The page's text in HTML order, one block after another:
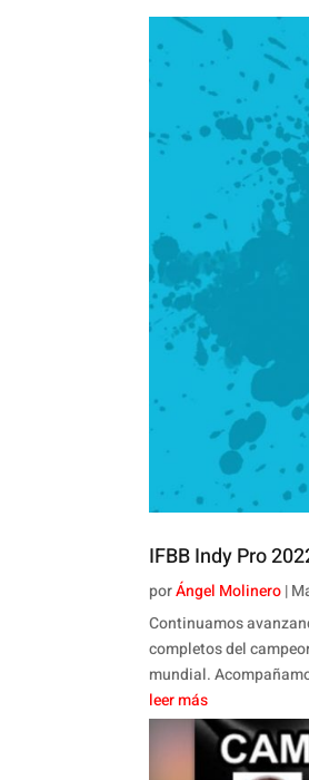
IFBB Indy Pro
porÁngel Molinero|
Continuamos
completos del
mundial.
leer más